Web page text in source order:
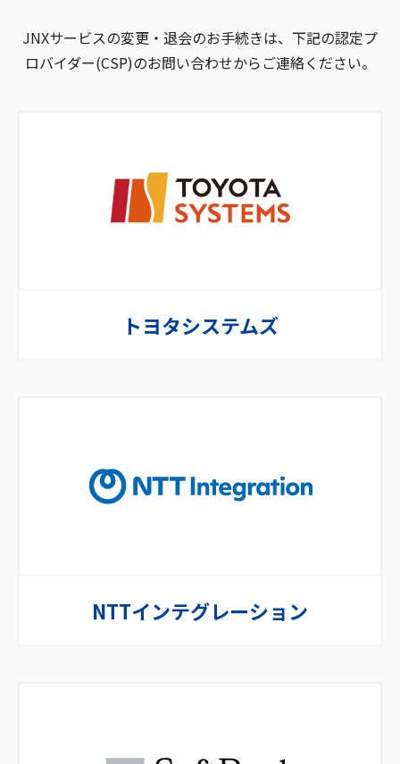
JNXサービスの変更・退会のお手続きは、下記の認定プ
ロバイダー(CSP)のお問い合わせからご連絡ください。
トヨタシステムズ
NTTインテグレーション